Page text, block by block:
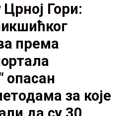
Гори:
према
опасан
за које